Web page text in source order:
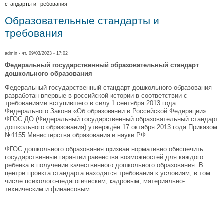
стандарты и требования
Образовательные стандарты и
требования
admin - чт, 09/03/2023 - 17:02
Федеральный государственный образовательный стандарт
дошкольного образования
Федеральный государственный стандарт дошкольного образования
разработан впервые в российской истории в соответствии с
требованиями вступившего в силу 1 сентября 2013 года
Федерального Закона «Об образовании в Российской Федерации».
ФГОС ДО (Федеральный государственный образовательный стандарт
дошкольного образования) утверждён 17 октября 2013 года Приказом
№1155 Министерства образования и науки РФ.
ФГОС дошкольного образования призван нормативно обеспечить
государственные гарантии равенства возможностей для каждого
ребенка в получении качественного дошкольного образования. В
центре проекта стандарта находятся требования к условиям, в том
числе психолого-педагогическим, кадровым, материально-
техническим и финансовым.